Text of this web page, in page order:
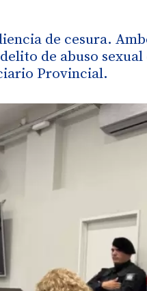
de cesura.
de abuso sexual
Provincial.